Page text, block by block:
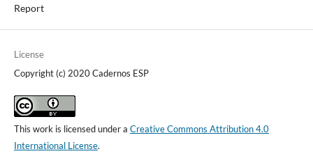
Report
License
Copyright (c) 2020 Cadernos ESP
This work is licensed under a Creative Commons Attribution 4.0
International License.